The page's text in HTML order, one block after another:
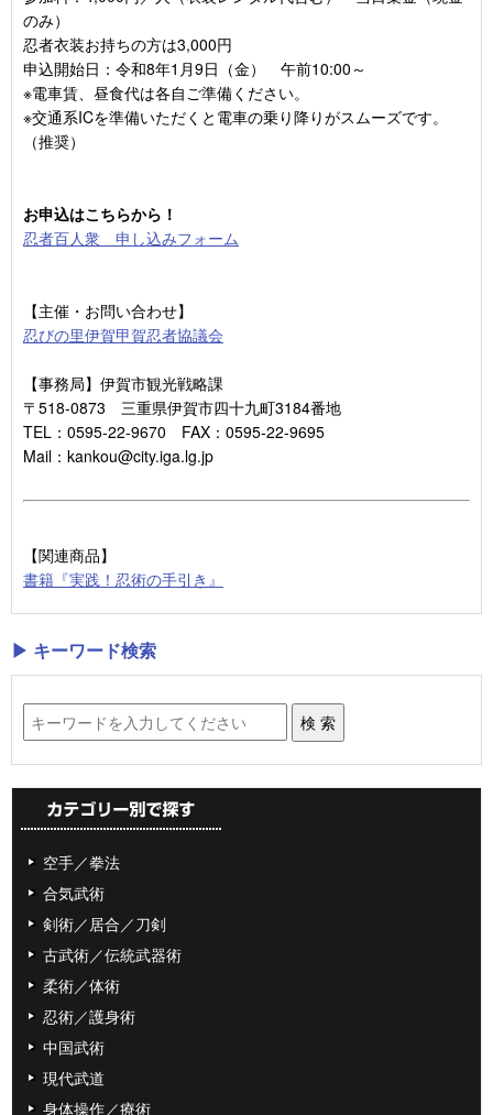
のみ）
忍者衣装お持ちの方は3,000円
申込開始日：令和8年1月9日（金） 午前10:00～
※電車賃、昼食代は各自ご準備ください。
※交通系ICを準備いただくと電車の乗り降りがスムーズです。
（推奨）
お申込はこちらから！
忍者百人衆 申し込みフォーム
【主催・お問い合わせ】
忍びの里伊賀甲賀忍者協議会
【事務局】伊賀市観光戦略課
〒518-0873 三重県伊賀市四十九町3184番地
TEL：0595-22-9670 FAX：0595-22-9695
Mail：kankou@city.iga.lg.jp
【関連商品】
書籍『実践！忍術の手引き』
▶ キーワード検索
空手／拳法
合気武術
剣術／居合／刀剣
古武術／伝統武器術
柔術／体術
忍術／護身術
中国武術
現代武道
身体操作／療術